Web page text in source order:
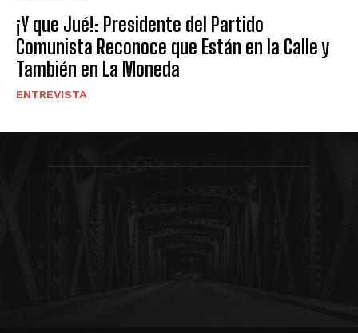
¡Y que Jué!: Presidente del Partido
Comunista Reconoce que Están en la Calle y
También en La Moneda
ENTREVISTA